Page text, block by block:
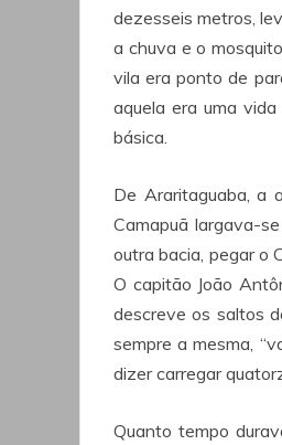
dezesseis metros,
a chuva e o
vila era ponto de
aquela era uma
básica.
De Araritaguaba, a
Camapuã largava-
outra bacia, pegar o
O capitão João
descreve os saltos
sempre a mesma,
dizer carregar
Quanto tempo